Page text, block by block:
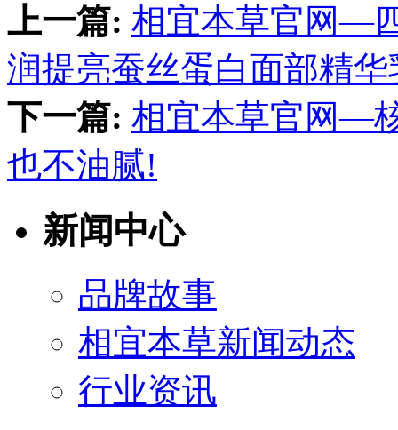
上一篇: 相宜本草官网—
润提亮蚕丝蛋白面部精华
下一篇: 相宜本草官网—
也不油腻!
新闻中心
品牌故事
相宜本草新闻动态
行业资讯